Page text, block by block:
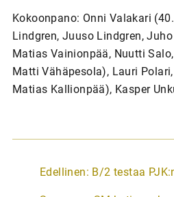
Kokoonpano: Onni Valakari
Lindgren, Juuso Lindgren,
Matias Vainionpää, Nuutti
Matti Vähäpesola), Lauri
Matias Kallionpää), Kasper
A
Edellinen: B/2 testaa